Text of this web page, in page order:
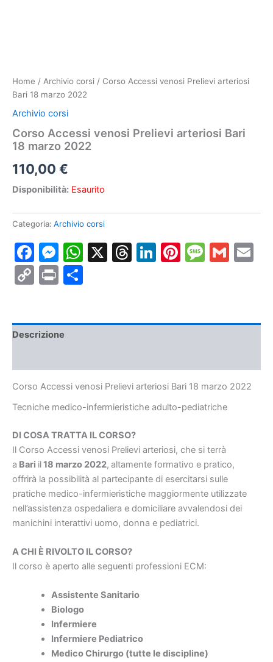
Home / Archivio corsi / Corso Accessi venosi Prelievi arteriosi
Bari 18 marzo 2022
Archivio corsi
Corso Accessi venosi Prelievi arteriosi Bari
18 marzo 2022
110,00 €
Disponibilità: Esaurito
Categoria: Archivio corsi
Facebook
Messenger
WhatsApp
X Threads
LinkedIn
Pinterest
Copy
Print
Descrizione
Corso Accessi venosi Prelievi arteriosi Bari 18 marzo 2022
Tecniche medico-infermieristiche adulto-pediatriche
DI COSA TRATTA IL CORSO?
Il Corso Accessi venosi Prelievi arteriosi, che si terrà
a Bari il18 marzo 2022, altamente formativo e pratico,
offrirà la possibilità al partecipante di esercitarsi sulle
pratiche medico-infermieristiche maggiormente utilizzate
nell’assistenza ospedaliera e domiciliare avvalendosi dei
manichini interattivi uomo, donna e pediatrici.
A CHI È RIVOLTO IL CORSO?
Il corso è aperto alle seguenti professioni ECM:
Assistente Sanitario
Biologo
Infermiere
Infermiere Pediatrico
Medico Chirurgo (tutte le discipline)